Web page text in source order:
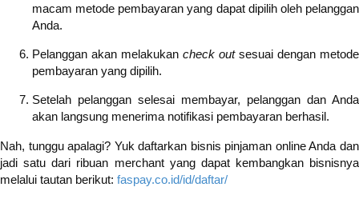
macam metode pembayaran yang dapat dipilih oleh pelanggan
Anda.
Pelanggan akan melakukan check out sesuai dengan metode
pembayaran yang dipilih.
Setelah pelanggan selesai membayar, pelanggan dan Anda
akan langsung menerima notifikasi pembayaran berhasil.
Nah, tunggu apalagi? Yuk daftarkan bisnis pinjaman online Anda dan
jadi satu dari ribuan merchant yang dapat kembangkan bisnisnya
melalui tautan berikut: faspay.co.id/id/daftar/